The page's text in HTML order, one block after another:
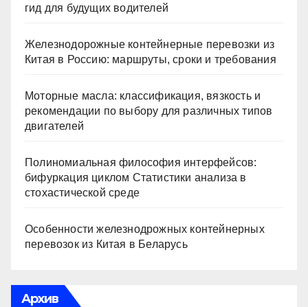
гид для будущих водителей
Железнодорожные контейнерные перевозки из
Китая в Россию: маршруты, сроки и требования
Моторные масла: классификация, вязкость и
рекомендации по выбору для различных типов
двигателей
Полиномиальная философия интерфейсов:
бифуркация циклом Статистики анализа в
стохастической среде
Особенности железнодрожных контейнерных
перевозок из Китая в Беларусь
Архив